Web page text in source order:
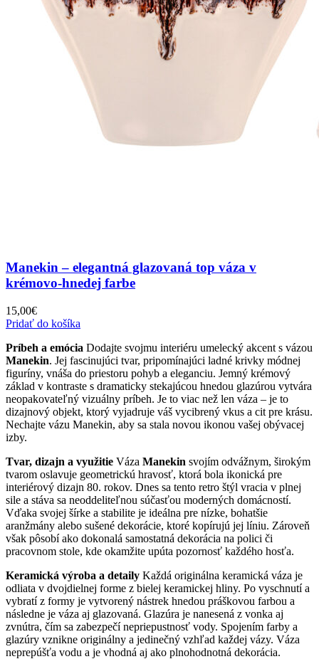
Manekin – elegantná glazovaná top váza v
krémovo-hnedej farbe
15,00€
Pridať do košíka
Príbeh a emócia Dodajte svojmu interiéru umelecký akcent s vázou
Manekin. Jej fascinujúci tvar, pripomínajúci ladné krivky módnej
figuríny, vnáša do priestoru pohyb a eleganciu. Jemný krémový
základ v kontraste s dramaticky stekajúcou hnedou glazúrou vytvára
neopakovateľný vizuálny príbeh. Je to viac než len váza – je to
dizajnový objekt, ktorý vyjadruje váš vycibrený vkus a cit pre krásu.
Nechajte vázu Manekin, aby sa stala novou ikonou vašej obývacej
izby.
Tvar, dizajn a využitie Váza Manekin svojím odvážnym, širokým
tvarom oslavuje geometrickú hravosť, ktorá bola ikonická pre
interiérový dizajn 80. rokov. Dnes sa tento retro štýl vracia v plnej
sile a stáva sa neoddeliteľnou súčasťou moderných domácností.
Vďaka svojej šírke a stabilite je ideálna pre nízke, bohatšie
aranžmány alebo sušené dekorácie, ktoré kopírujú jej líniu. Zároveň
však pôsobí ako dokonalá samostatná dekorácia na polici či
pracovnom stole, kde okamžite upúta pozornosť každého hosťa.
Keramická výroba a detaily Každá originálna keramická váza je
odliata v dvojdielnej forme z bielej keramickej hliny. Po vyschnutí a
vybratí z formy je vytvorený nástrek hnedou práškovou farbou a
následne je váza aj glazovaná. Glazúra je nanesená z vonka aj
zvnútra, čím sa zabezpečí nepriepustnosť vody. Spojením farby a
glazúry vznikne originálny a jedinečný vzhľad každej vázy. Váza
neprepúšťa vodu a je vhodná aj ako plnohodnotná dekorácia.